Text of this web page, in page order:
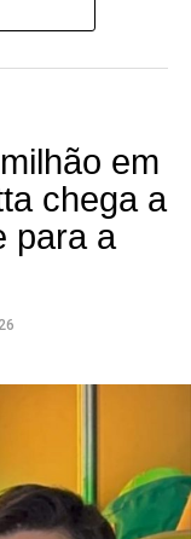
José do Seridó
o menor
analisados.
Cruzeta
Seridó (20,7%),
dos Dantas
economia local
possui
têxtil e da
significativa
da renda
de acesso ao
em
chega a
para a